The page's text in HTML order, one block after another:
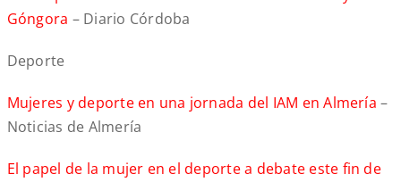
Góngora – Diario Córdoba
Deporte
Mujeres y deporte en una jornada del IAM en Almería–
Noticias de Almería
El papel de la mujer en el deportea debate este fin de